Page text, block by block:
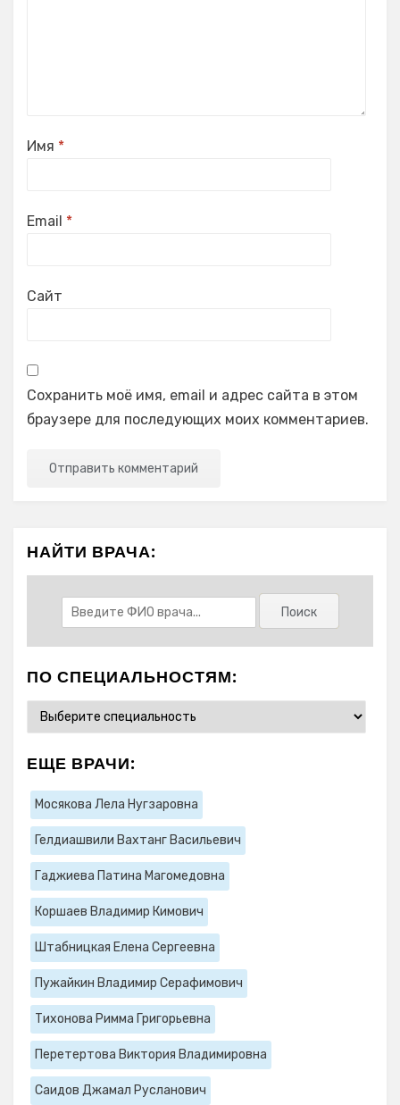
Имя *
Email *
Сайт
Сохранить моё имя, email и адрес сайта в этом
браузере для последующих моих комментариев.
НАЙТИ ВРАЧА:
ПО СПЕЦИАЛЬНОСТЯМ:
ЕЩЕ ВРАЧИ:
Мосякова Лела Нугзаровна
Гелдиашвили Вахтанг Васильевич
Гаджиева Патина Магомедовна
Коршаев Владимир Кимович
Штабницкая Елена Сергеевна
Пужайкин Владимир Серафимович
Тихонова Римма Григорьевна
Перетертова Виктория Владимировна
Саидов Джамал Русланович